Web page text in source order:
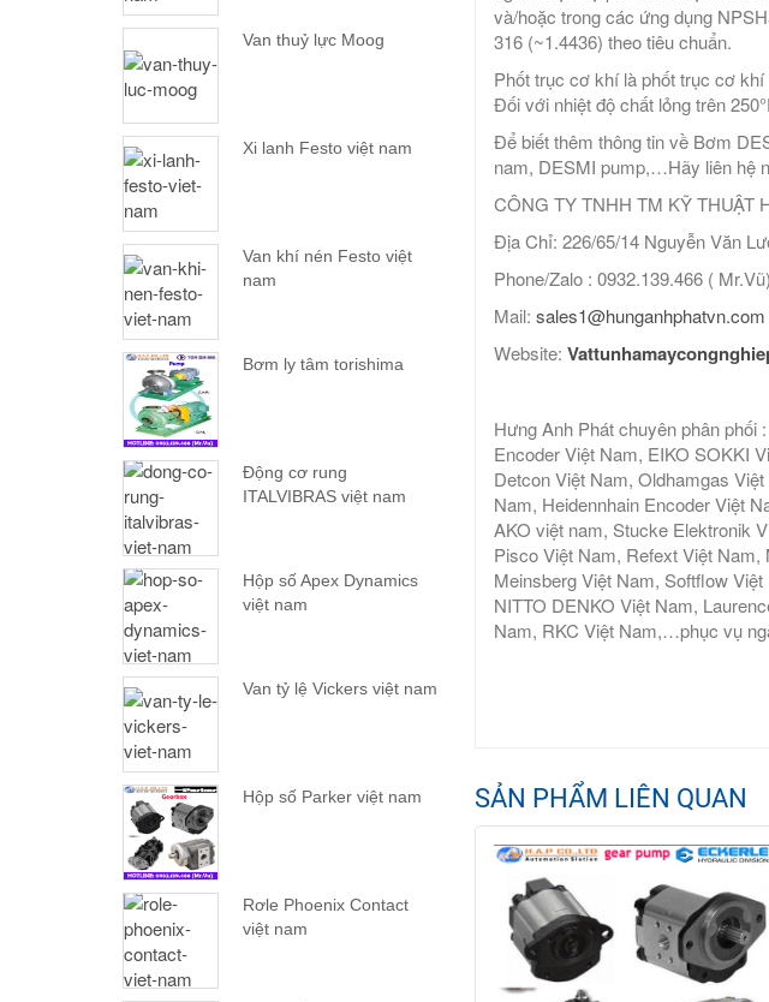
và/hoặc trong các ứng dụng
316 (~1.4436) theo tiêu chuẩn.
Phốt trục cơ khí là phốt trục cơ
Đối với nhiệt độ chất lỏng trên
Để biết thêm thông tin về Bơm
nam, DESMI pump,…Hãy liên hệ
CÔNG TY TNHH TM KỸ THUẬT
Địa Chỉ: 226/65/14 Nguyễn Văn
Phone/Zalo : 0932.139.466 ( Mr.Vũ)
Mail: sales1@hunganhphatvn.com
Website:
Hưng Anh Phát chuyên phân
Encoder Việt Nam, EIKO SOKKI
Detcon Việt Nam, Oldhamgas
Nam, Heidennhain Encoder Việt
AKO việt nam, Stucke Elektronik
Pisco Việt Nam, Refext Việt
Meinsberg Việt Nam, Softflow
NITTO DENKO Việt Nam,
Nam, RKC Việt Nam,…phục vụ
SẢN PHẨM LIÊN QUAN
Van thuỷ lực Moog
Xi lanh Festo việt nam
Van khí nén Festo việt
nam
Bơm ly tâm torishima
Động cơ rung
ITALVIBRAS việt nam
Hộp số Apex Dynamics
việt nam
Van tỷ lệ Vickers việt nam
Hộp số Parker việt nam
Rơle Phoenix Contact
việt nam